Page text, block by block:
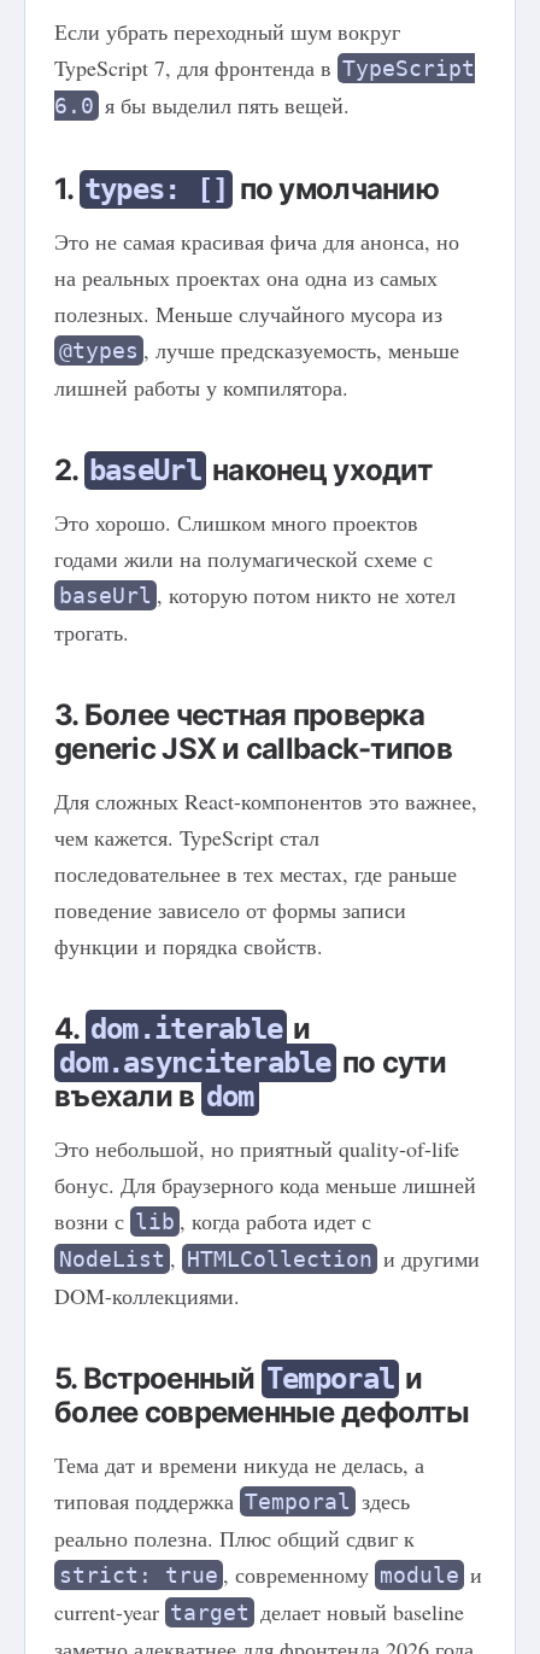
Если убрать переходный шум вокруг
TypeScript 7, для фронтенда в TypeScript
6.0 я бы выделил пять вещей.
1. types: [] по умолчанию
Это не самая красивая фича для анонса, но
на реальных проектах она одна из самых
полезных. Меньше случайного мусора из
@types , лучше предсказуемость, меньше
лишней работы у компилятора.
2. baseUrl наконец уходит
Это хорошо. Слишком много проектов
годами жили на полумагической схеме с
baseUrl , которую потом никто не хотел
трогать.
3. Более честная проверка
generic JSX и callback-типов
Для сложных React-компонентов это важнее,
чем кажется. TypeScript стал
последовательнее в тех местах, где раньше
поведение зависело от формы записи
функции и порядка свойств.
4. dom.iterable и
dom.asynciterable по сути
въехали в dom
Это небольшой, но приятный quality-of-life
бонус. Для браузерного кода меньше лишней
возни с lib , когда работа идет с
NodeList , HTMLCollection и другими
DOM-коллекциями.
5. Встроенный Temporal и
более современные дефолты
Тема дат и времени никуда не делась, а
типовая поддержка Temporal здесь
реально полезна. Плюс общий сдвиг к
strict: true , современному module и
current-year target делает новый baseline